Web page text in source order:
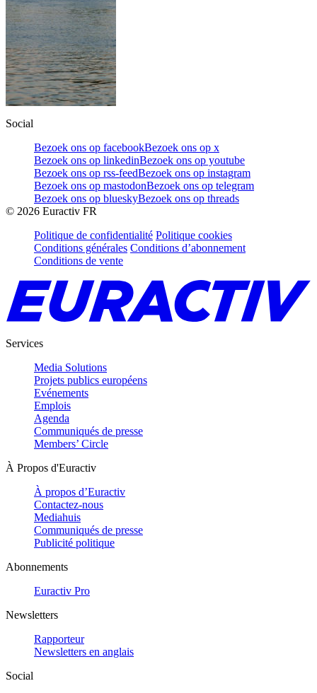
Social
Bezoek ons op facebookBezoek ons op x
Bezoek ons op linkedinBezoek ons op youtube
Bezoek ons op rss-feedBezoek ons op instagram
Bezoek ons op mastodonBezoek ons op telegram
Bezoek ons op blueskyBezoek ons op threads
© 2026 Euractiv FR
Politique de confidentialité Politique cookies
Conditions générales Conditions d’abonnement
Conditions de vente
Services
Media Solutions
Projets publics européens
Evénements
Emplois
Agenda
Communiqués de presse
Members’ Circle
À Propos d'Euractiv
À propos d’Euractiv
Contactez-nous
Mediahuis
Communiqués de presse
Publicité politique
Abonnements
Euractiv Pro
Newsletters
Rapporteur
Newsletters en anglais
Social